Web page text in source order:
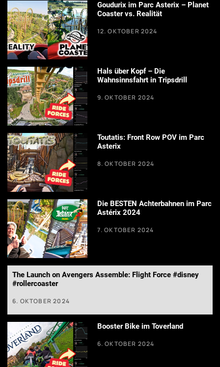
Goudurix im Parc Asterix – Planet
Coaster vs. Realität
12. OKTOBER 2024
Hals über Kopf – Die
Wahnsinnsfahrt in Tripsdrill
9. OKTOBER 2024
Toutatis: Front Row POV im Parc
Asterix
8. OKTOBER 2024
Die BESTEN Achterbahnen im Parc
Astérix 2024
7. OKTOBER 2024
The Launch on Avengers Assemble: Flight Force #disney
#rollercoaster
6. OKTOBER 2024
Booster Bike im Toverland
6. OKTOBER 2024